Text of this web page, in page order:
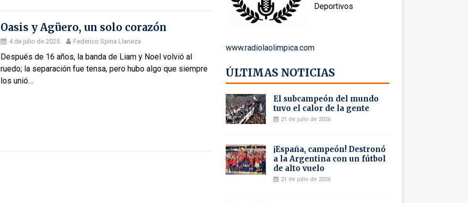
Oasis y Agüero, un solo corazón
4 de julio de 2025 Federico Spina Llaneza
Después de 16 años, la banda de Liam y Noel volvió al
ruedo; la separación fue tensa, pero hubo algo que siempre
los unió…
Deportivos
www.radiolaolimpica.com
ÚLTIMAS NOTICIAS
El subcampeón del mundo
tuvo el calor de la gente
21 de julio de 2026
¡España, campeón! Destronó
a la Argentina con un fútbol
de alto vuelo
21 de julio de 2026